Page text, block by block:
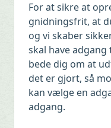
For at sikre at
gnidningsfrit, at
og vi skaber
skal have
bede dig om at
det er gjort, så
kan vælge en
adgang.